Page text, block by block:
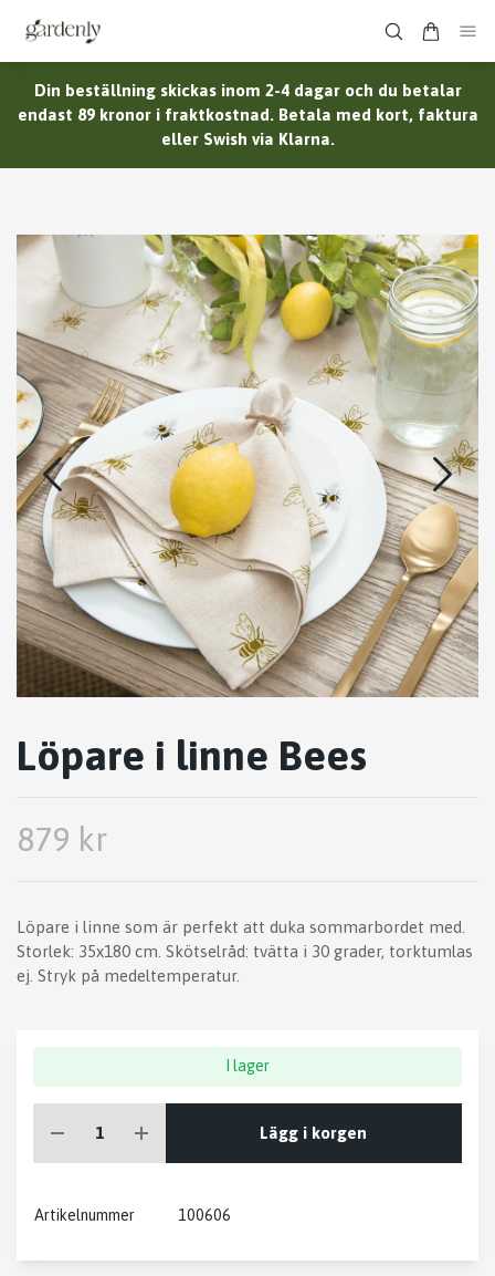
Din beställning skickas inom 2-4 dagar och du betalar
endast 89 kronor i fraktkostnad. Betala med kort, faktura
eller Swish via Klarna.
Löpare i linne Bees
879 kr
Löpare i linne som är perfekt att duka sommarbordet med.
Storlek: 35x180 cm. Skötselråd: tvätta i 30 grader, torktumlas
ej. Stryk på medeltemperatur.
I lager
Lägg i korgen
Artikelnummer 100606